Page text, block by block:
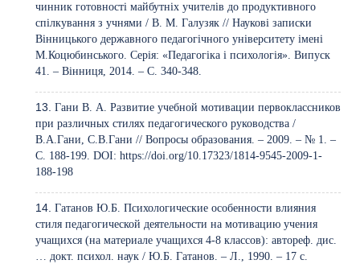
чинник готовності майбутніх учителів до продуктивного
спілкування з учнями / В. М. Галузяк // Наукові записки
Вінницького державного педагогічного університету імені
М.Коцюбинського. Серія: «Педагогіка і психологія». Випуск
41. – Вінниця, 2014. – С. 340-348.
Гани В. А. Развитие учебной мотивации первоклассников
при различных стилях педагогического руководства /
В.А.Гани, С.В.Гани // Вопросы образования. – 2009. – № 1. –
С. 188-199. DOI: https://doi.org/10.17323/1814-9545-2009-1-
188-198
Гатанов Ю.Б. Психологические особенности влияния
стиля педагогической деятельности на мотивацию учения
учащихся (на материале учащихся 4-8 классов): автореф. дис.
… докт. психол. наук / Ю.Б. Гатанов. – Л., 1990. – 17 с.